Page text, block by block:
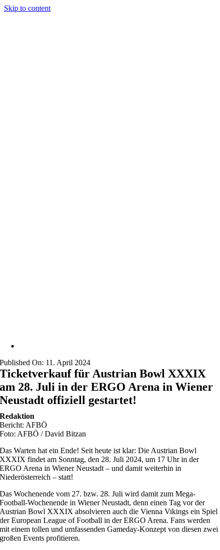
Skip to content
Published On: 11. April 2024
Ticketverkauf für Austrian Bowl XXXIX
am 28. Juli in der ERGO Arena in Wiener
Neustadt offiziell gestartet!
Redaktion
Bericht: AFBÖ
Foto: AFBÖ / David Bitzan
Das Warten hat ein Ende! Seit heute ist klar: Die Austrian Bowl
XXXIX findet am Sonntag, den 28. Juli 2024, um 17 Uhr in der
ERGO Arena in Wiener Neustadt – und damit weiterhin in
Niederösterreich – statt!
Das Wochenende vom 27. bzw. 28. Juli wird damit zum Mega-
Football-Wochenende in Wiener Neustadt, denn einen Tag vor der
Austrian Bowl XXXIX absolvieren auch die Vienna Vikings ein Spiel
der European League of Football in der ERGO Arena. Fans werden
mit einem tollen und umfassenden Gameday-Konzept von diesen zwei
großen Events profitieren.